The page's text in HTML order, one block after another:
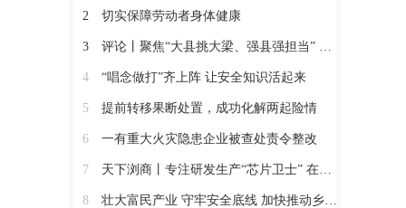
2 切实保障劳动者身体健康
3 评论丨聚焦“大县挑大梁、强县强担当” 保持定力真抓实干奋发作为
4 “唱念做打”齐上阵 让安全知识活起来
5 提前转移果断处置，成功化解两起险情
6 一有重大火灾隐患企业被查处责令整改
7 天下浏商丨专注研发生产“芯片卫士” 在半导体红海中搏出“隐形冠军”
8 壮大富民产业 守牢安全底线 加快推动乡村全面振兴